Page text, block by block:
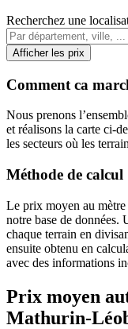
Recherchez une
Afficher les prix
Comment ca
Nous prenons
et réalisons la carte ci-
les secteurs où les
Méthode de calcul
Le prix moyen au mètre
notre base de données.
chaque terrain en
ensuite obtenu en
avec des informations
Prix moyen
Mathurin-